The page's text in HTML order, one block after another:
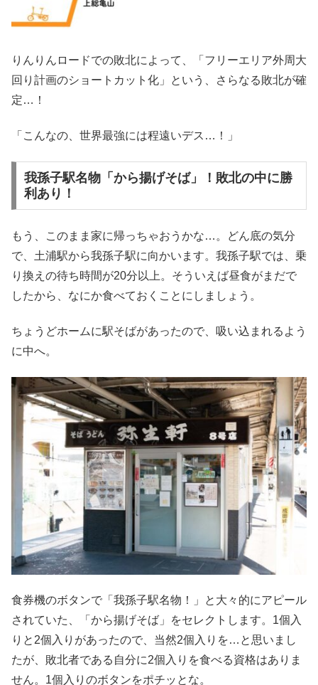
りんりんロードでの敗北によって、「フリーエリア外周大
回り計画のショートカット化」という、さらなる敗北が確
定…！
「こんなの、世界最強には程遠いデス…！」
我孫子駅名物「から揚げそば」！敗北の中に勝
利あり！
もう、このまま家に帰っちゃおうかな…。どん底の気分
で、土浦駅から我孫子駅に向かいます。我孫子駅では、乗
り換えの待ち時間が20分以上。そういえば昼食がまだで
したから、なにか食べておくことにしましょう。
ちょうどホームに駅そばがあったので、吸い込まれるよう
に中へ。
食券機のボタンで「我孫子駅名物！」と大々的にアピール
されていた、「から揚げそば」をセレクトします。1個入
りと2個入りがあったので、当然2個入りを…と思いまし
たが、敗北者である自分に2個入りを食べる資格はありま
せん。1個入りのボタンをポチッとな。